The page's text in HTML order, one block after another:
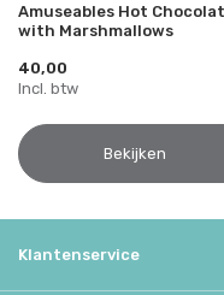
Amuseables Hot
with Marshmallows
40,00
Incl. btw
Bekijken
Klantenservice